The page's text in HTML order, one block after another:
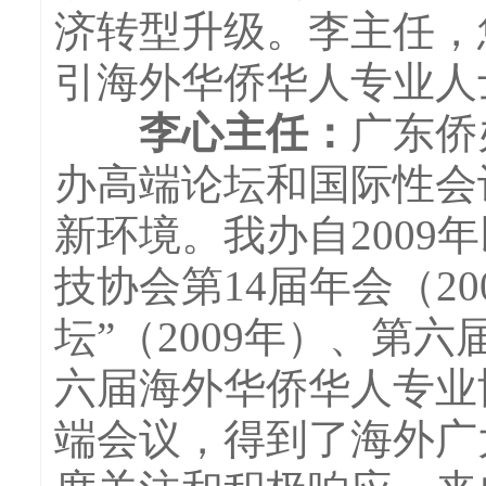
济转型升级。李主任
引海外华侨华人专业
李心主任： 广东
办高端论坛和国际性
新环境。我办自2009
技协会第14届年会（
坛”（2009年）、第六
六届海外华侨华人专
端会议，得到了海外